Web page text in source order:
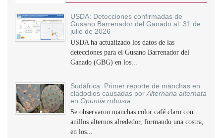
USDA: Detecciones confirmadas de
Gusano Barrenador del Ganado al 31 de
julio de 2026
USDA ha actualizado los datos de las
detecciones para el Gusano Barrenador del
Ganado (GBG) en los...
Sudáfrica: Primer reporte de manchas en
cladodios causadas por Alternaria alternata
en Opuntia robusta
Se observaron manchas color café claro con
anillos alternos alrededor, formando una costra,
en los...